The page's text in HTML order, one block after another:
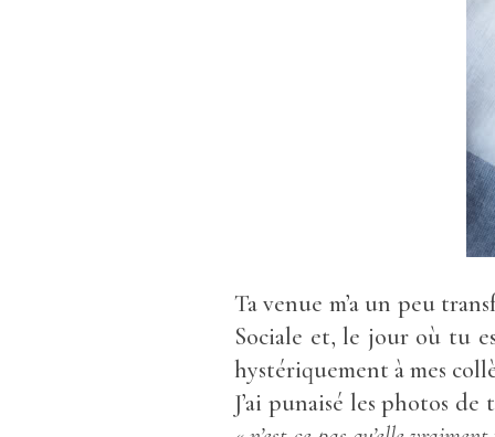
Ta venue m’a un peu
Sociale et, le jour où tu
hystériquement à mes
J’ai punaisé les photos